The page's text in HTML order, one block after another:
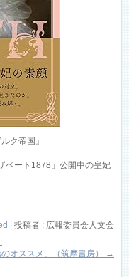
ク帝国』
ベート1878」公開中の皇妃
投稿者 : 広報委員会人文会
オススメ」（筑摩書房）
→